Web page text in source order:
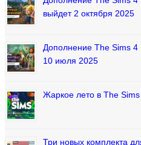
выйдет 2 октября 2025
Дополнение The Sims
10 июля 2025
Жаркое лето в The
Три новых комплекта